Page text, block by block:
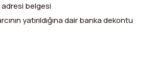
belgesi
yatırıldığına dair banka dekontu